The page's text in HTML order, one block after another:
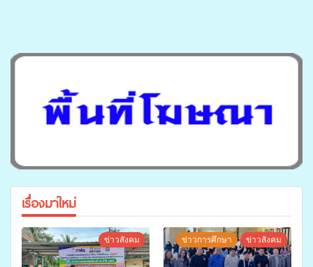
เรื่องมาใหม่
ข่าวสังคม ข่าวการศึกษา ข่าวสังคม